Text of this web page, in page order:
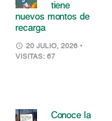
tiene
nuevos montos de
recarga
20 JULIO, 2026 •
VISITAS: 67
Conoce la